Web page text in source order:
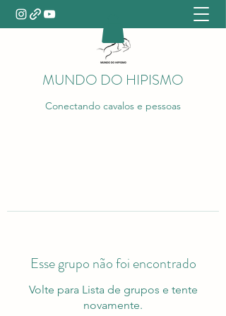
MUNDO DO HIPISMO
Conectando cavalos e pessoas
Esse grupo não foi encontrado
Volte para Lista de grupos e tente
novamente.